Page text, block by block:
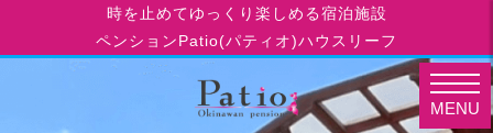
時を止めてゆっくり楽しめる宿泊施設
ペンションPatio(パティオ)ハウスリーフ
MENU